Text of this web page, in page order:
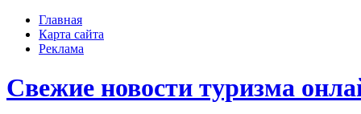
Главная
Карта сайта
Реклама
Свежие новости туризма